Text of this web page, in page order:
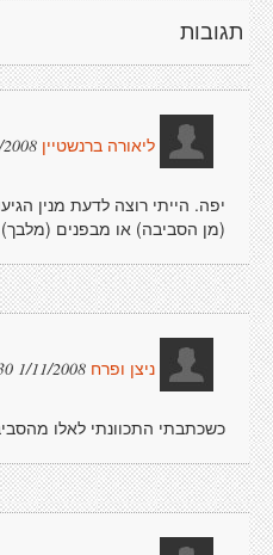
תגובות
ליאורה ברנשטיין 09:01:04
יפה. הייתי רוצה לדעת מנין
(מן הסביבה) או מבפנים (מלבך)
ניצן ופרח 1/11/2008 18:58:30
כשכתבתי התכוונתי לאלו